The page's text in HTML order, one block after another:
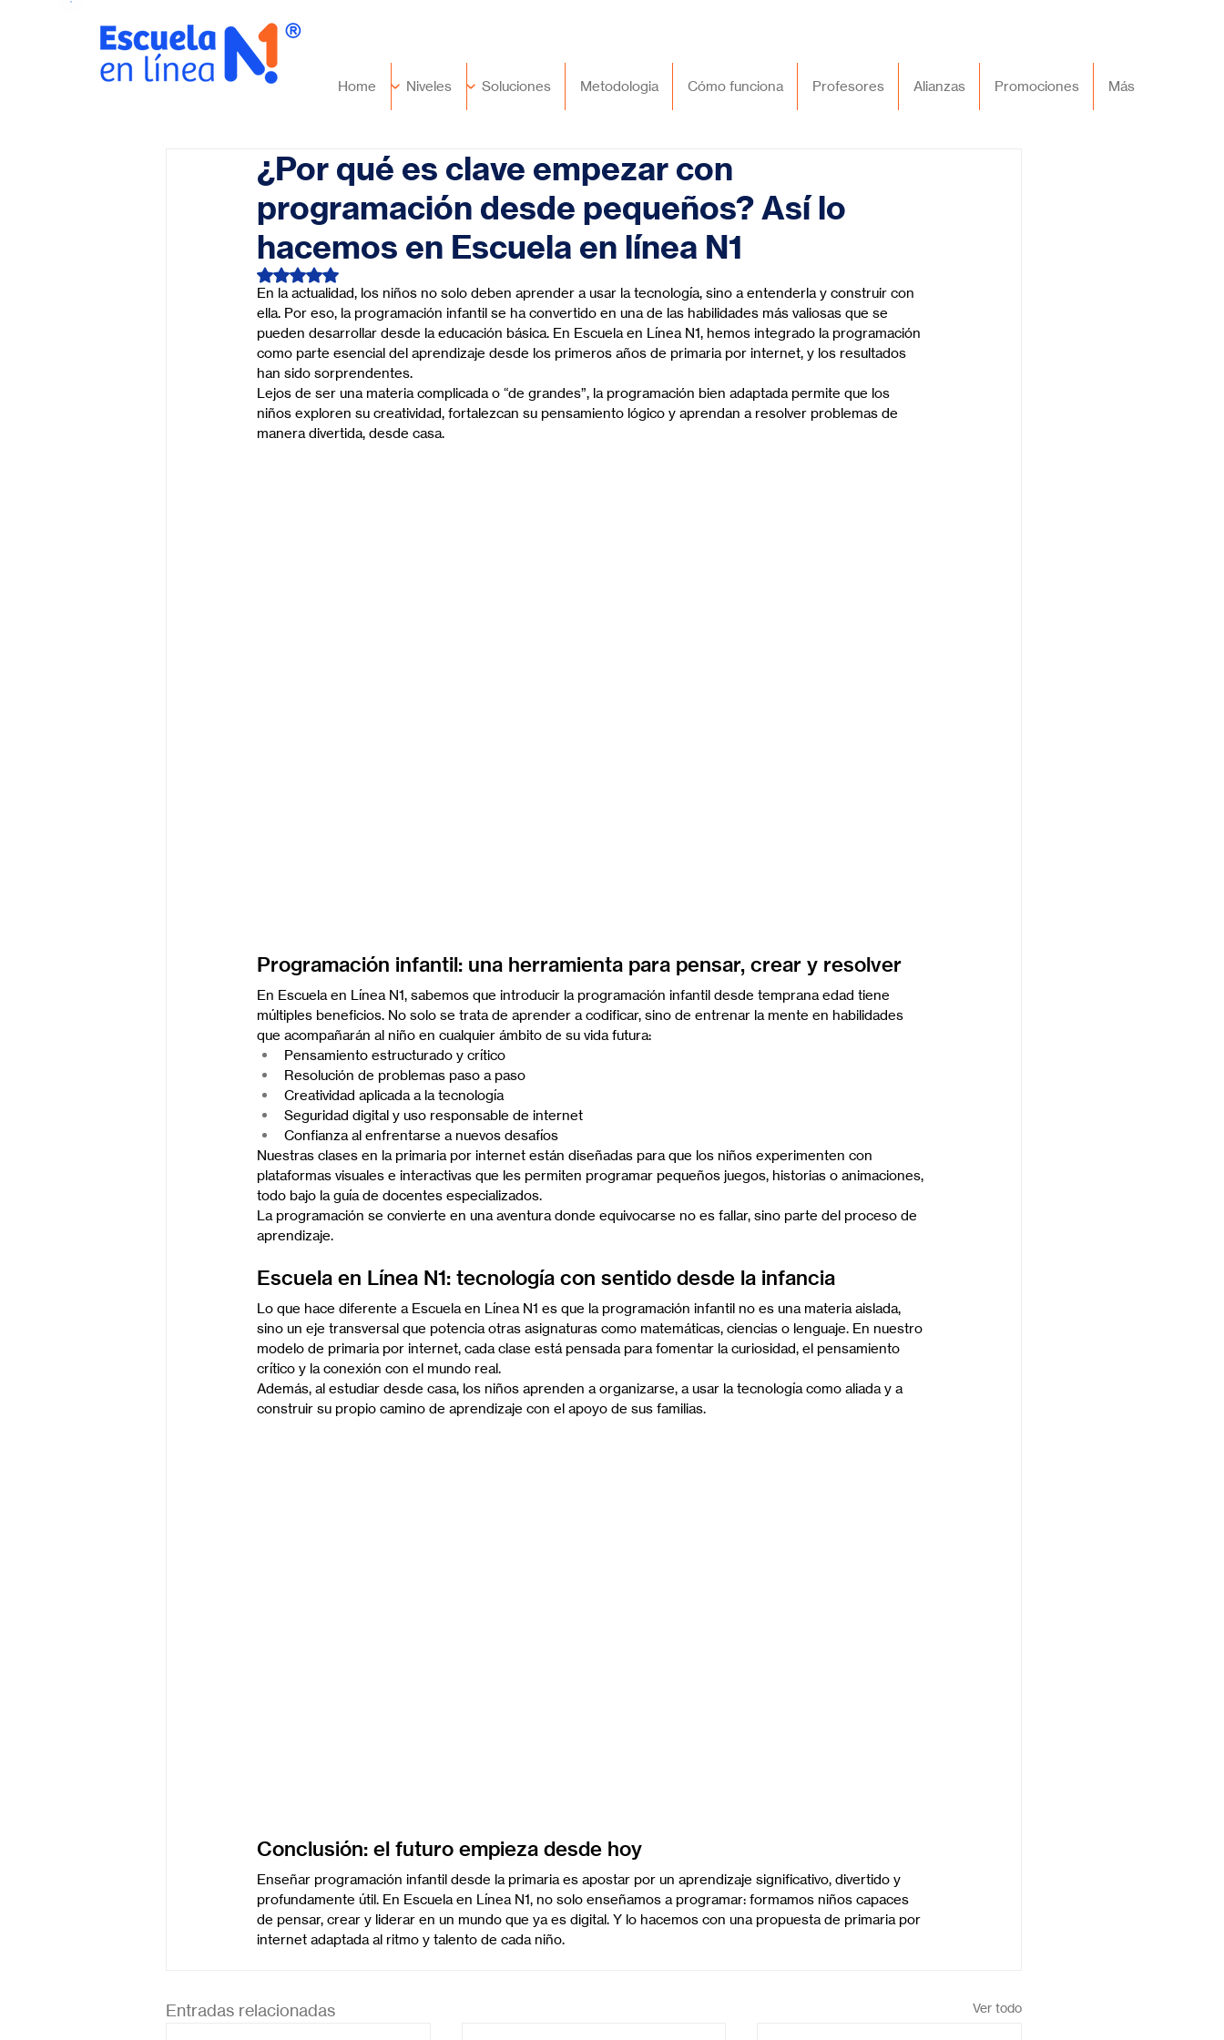
Home Niveles Soluciones Metodologia Cómo funciona Profesores Alianzas Promociones Más
¿Por qué es clave empezar con
programación desde pequeños? Así lo
hacemos en Escuela en línea N1
Obtuvo NaN de 5 estrellas.
En la actualidad, los niños no solo deben aprender a usar la tecnología, sino a entenderla y construir con
ella. Por eso, la programación infantil se ha convertido en una de las habilidades más valiosas que se
pueden desarrollar desde la educación básica. En Escuela en Línea N1, hemos integrado la programación
como parte esencial del aprendizaje desde los primeros años de primaria por internet, y los resultados
han sido sorprendentes.
Lejos de ser una materia complicada o “de grandes”, la programación bien adaptada permite que los
niños exploren su creatividad, fortalezcan su pensamiento lógico y aprendan a resolver problemas de
manera divertida, desde casa.
Programación infantil: una herramienta para pensar, crear y resolver
En Escuela en Línea N1, sabemos que introducir la programación infantil desde temprana edad tiene
múltiples beneficios. No solo se trata de aprender a codificar, sino de entrenar la mente en habilidades
que acompañarán al niño en cualquier ámbito de su vida futura:
Pensamiento estructurado y crítico
Resolución de problemas paso a paso
Creatividad aplicada a la tecnología
Seguridad digital y uso responsable de internet
Confianza al enfrentarse a nuevos desafíos
Nuestras clases en la primaria por internet están diseñadas para que los niños experimenten con
plataformas visuales e interactivas que les permiten programar pequeños juegos, historias o animaciones,
todo bajo la guía de docentes especializados.
La programación se convierte en una aventura donde equivocarse no es fallar, sino parte del proceso de
aprendizaje.
Escuela en Línea N1: tecnología con sentido desde la infancia
Lo que hace diferente a Escuela en Línea N1 es que la programación infantil no es una materia aislada,
sino un eje transversal que potencia otras asignaturas como matemáticas, ciencias o lenguaje. En nuestro
modelo de primaria por internet, cada clase está pensada para fomentar la curiosidad, el pensamiento
crítico y la conexión con el mundo real.
Además, al estudiar desde casa, los niños aprenden a organizarse, a usar la tecnología como aliada y a
construir su propio camino de aprendizaje con el apoyo de sus familias.
Conclusión: el futuro empieza desde hoy
Enseñar programación infantil desde la primaria es apostar por un aprendizaje significativo, divertido y
profundamente útil. En Escuela en Línea N1, no solo enseñamos a programar: formamos niños capaces
de pensar, crear y liderar en un mundo que ya es digital. Y lo hacemos con una propuesta de primaria por
internet adaptada al ritmo y talento de cada niño.
Entradas relacionadas Ver todo